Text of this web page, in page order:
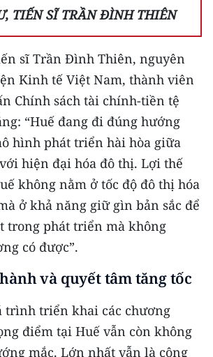
TIẾN SĨ TRẦN ĐÌNH THIÊN
sĩ Trần Đình Thiên, nguyên
Kinh tế Việt Nam, thành viên
Chính sách tài chính-tiền tệ
“Huế đang đi đúng hướng
hình phát triển hài hòa giữa
hiện đại hóa đô thị. Lợi thế
không nằm ở tốc độ đô thị hóa
ở khả năng giữ gìn bản sắc để
trong phát triển mà không
có được”.
và quyết tâm tăng tốc
trình triển khai các chương
điểm tại Huế vẫn còn không
mắc. Lớn nhất vẫn là công